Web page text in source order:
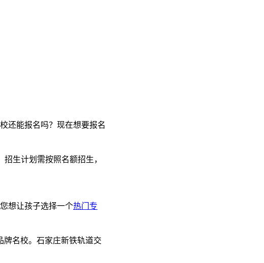
还能报名吗？现在想要报名
生计划需按照名额招生，
想让孩子选择一个热门专
牌名校。石家庄新铁轨道交